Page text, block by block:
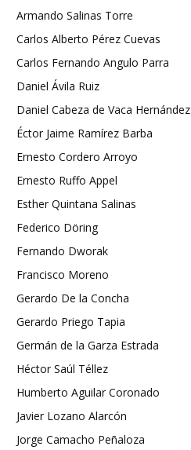
Armando Salinas Torre
Carlos Alberto Pérez Cuevas
Carlos Fernando Angulo Parra
Daniel Ávila Ruiz
Daniel Cabeza de Vaca Hernández
Éctor Jaime Ramírez Barba
Ernesto Cordero Arroyo
Ernesto Ruffo Appel
Esther Quintana Salinas
Federico Döring
Fernando Dworak
Francisco Moreno
Gerardo De la Concha
Gerardo Priego Tapia
Germán de la Garza Estrada
Héctor Saúl Téllez
Humberto Aguilar Coronado
Javier Lozano Alarcón
Jorge Camacho Peñaloza